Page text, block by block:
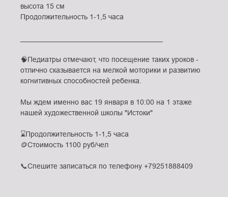
высота 15 см
Продолжительность 1-1,5 часа
🧠Педиатры отмечают, что посещение таких уроков -
отлично сказывается на мелкой моторики и развитию
когнитивных способностей ребенка.
Мы ждем именно вас 19 января в 10:00 на 1 этаже
нашей художественной школы "Истоки"
⌛️Продолжительность 1-1,5 часа
🪙Стоимость 1100 руб/чел
📞Спешите записаться по телефону +79251888409